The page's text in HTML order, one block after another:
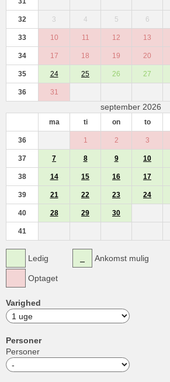
32 3 4 5 6
33 10 11 12 13
34 17 18 19 20
35 24 25 26 27
36 31
september 2026
ma ti on to
36 1 2 3
37 7 8 9 10
38 14 15 16 17
39 21 22 23 24
40 28 29 30
41
Ledig
Optaget
Ankomst mulig
Varighed
Personer
Personer